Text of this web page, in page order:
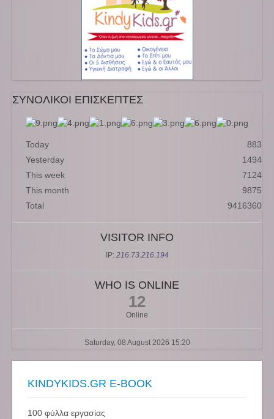
ΣΥΝΟΛΙΚΟΙ ΕΠΙΣΚΕΠΤΕΣ
Today
883
Yesterday
1494
This week
7124
This month
9875
Total
9416360
VISITOR INFO
IP: 216.73.216.194
WHO IS ONLINE
12
Online
Saturday, 08 August 2026 15:20
KINDYKIDS.GR E-BOOK
100 φύλλα εργασίας